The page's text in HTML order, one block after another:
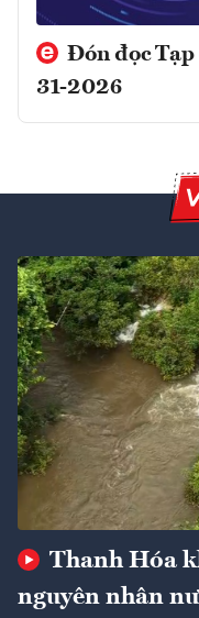
Đón đọc Tạp
31-2026
Thanh Hóa
nguyên nhân